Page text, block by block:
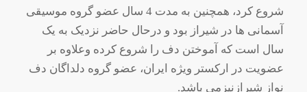
شروع کرد، همچنین به مدت 4 سال عضو گروه موسیقی
آسمانی ها در شیراز بود و درحال حاضر نزدیک به یک
سال است که آموختن دف را شروع کرده وعلاوه بر
عضویت در ارکستر ویژه ایران، عضو گروه دلداگان دف
نواز شیرازنیزمی باشد.